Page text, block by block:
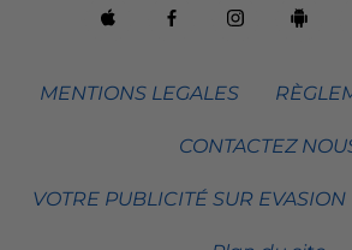
MENTIONS LEGALES
CONTACTEZ
VOTRE PUBLICITÉ SUR EVASION